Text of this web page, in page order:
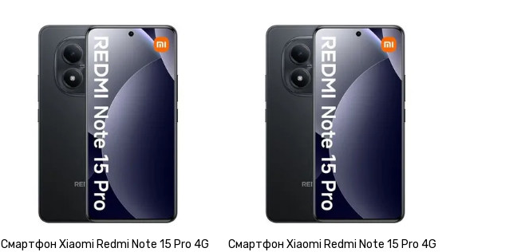
Смартфон Xiaomi Redmi Note 15 Pro 4G
Смартфон Xiaomi Redmi Note 15 Pro 4G